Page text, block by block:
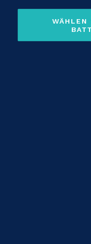
WÄHLEN